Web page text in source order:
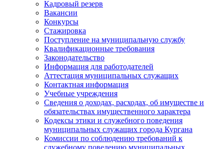
Кадровый резерв
Вакансии
Конкурсы
Стажировка
Поступление на муниципальную службу
Квалификационные требования
Законодательство
Информация для работодателей
Аттестация муниципальных служащих
Контактная информация
Учебные учреждения
Сведения о доходах, расходах, об имуществе и
обязательствах имущественного характера
Кодексы этики и служебного поведения
муниципальных служащих города Кургана
Комиссии по соблюдению требований к
служебному поведению муниципальных